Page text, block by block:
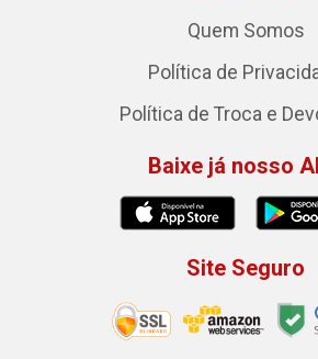
Quem Somos
Política de
Política de Troca e
Baixe já nosso
Site Seguro